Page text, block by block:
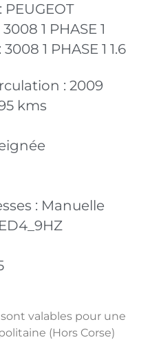
PEUGEOT
3008 1 PHASE 1
3008 1 PHASE 1 1.6
: 2009
kms
: Manuelle
valables pour une
(Hors Corse)